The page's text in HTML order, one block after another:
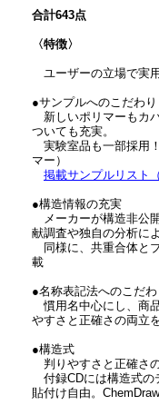
合計643点
〈特徴〉
ユーザーの立場で実
●サンプルへのこだわり
新しいポリマーもカ
ついても充実。
実験室品も一部採用
マー）
掲載サンプルリスト
●構造情報の充実
メーカーが構造非公
献調査や独自の分析に
同様に、共重合体と
載
●名称表記法へのこだわ
慣用名中心にし、商
やすさと正確さの両立
●構造式
判りやすさと正確さ
付録CDには構造式の
貼付け自由。